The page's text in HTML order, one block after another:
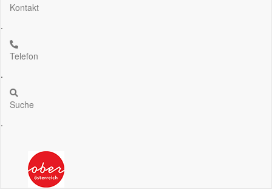
Kontakt
.
Telefon
.
Suche
.